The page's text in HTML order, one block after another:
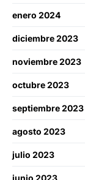
enero 2024
diciembre 2023
noviembre 2023
octubre 2023
septiembre 2023
agosto 2023
julio 2023
junio 2023